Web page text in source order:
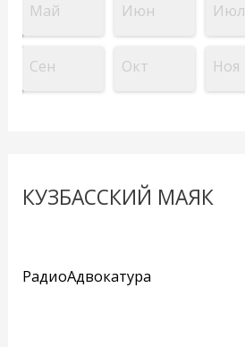
Май Июн Июл
Сен Окт Ноя
КУЗБАССКИЙ МАЯК
РадиоАдвокатура